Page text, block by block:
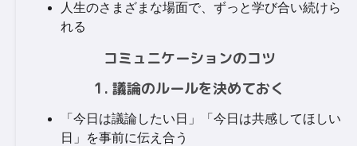
人生のさまざまな場面で、ずっと学び合い続けら
れる
コミュニケーションのコツ
1. 議論のルールを決めておく
「今日は議論したい日」「今日は共感してほしい
日」を事前に伝え合う